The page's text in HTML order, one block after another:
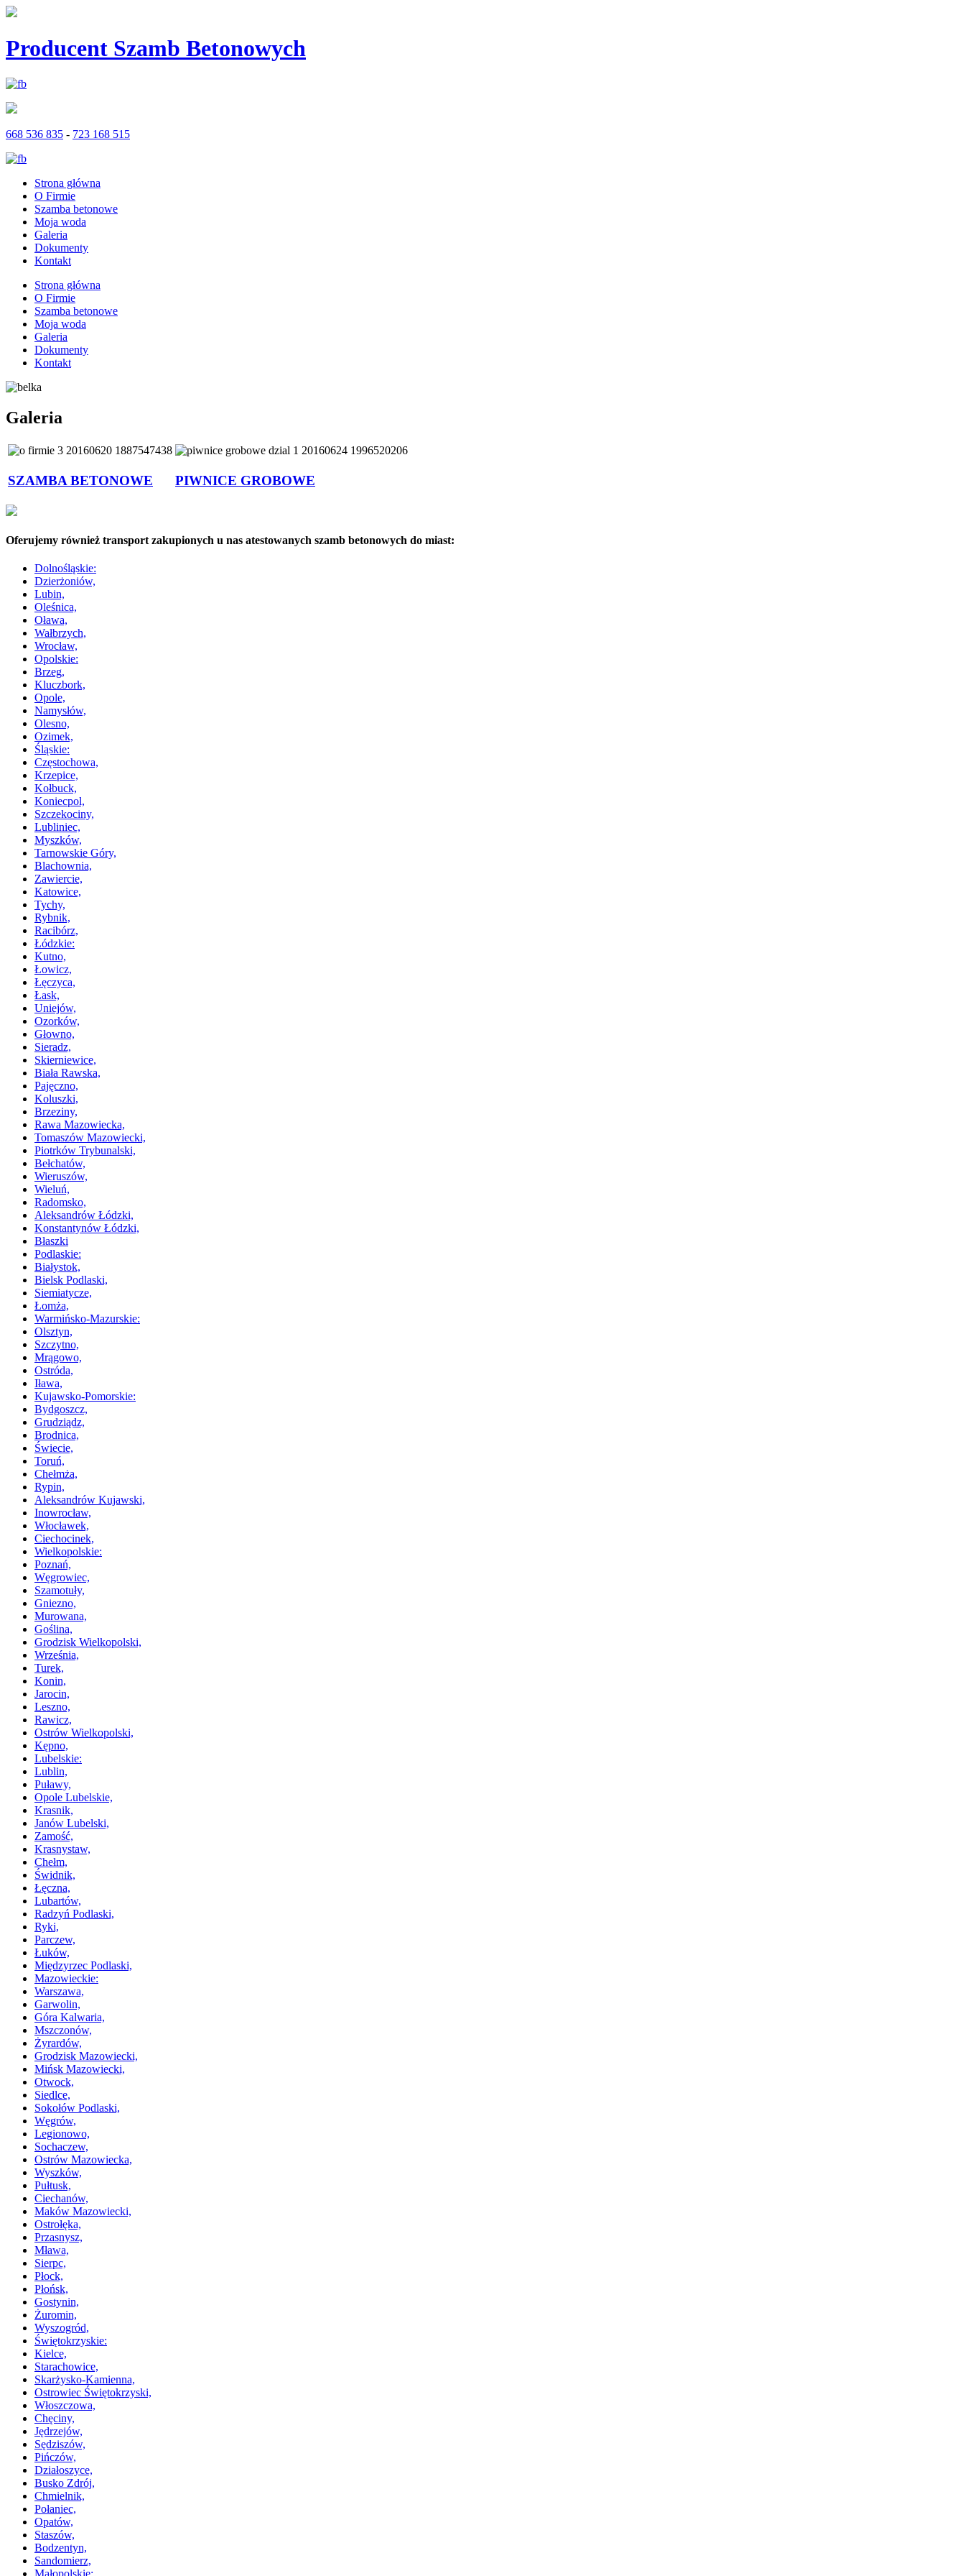
Producent Szamb Betonowych
668 536 835 - 723 168 515
Strona główna
O Firmie
Szamba betonowe
Moja woda
Galeria
Dokumenty
Kontakt
Strona główna
O Firmie
Szamba betonowe
Moja woda
Galeria
Dokumenty
Kontakt
Galeria
SZAMBA BETONOWE PIWNICE GROBOWE
Oferujemy również transport zakupionych u nas atestowanych szamb betonowych do miast:
Dolnośląskie:
Dzierżoniów,
Lubin,
Oleśnica,
Oława,
Wałbrzych,
Wrocław,
Opolskie:
Brzeg,
Kluczbork,
Opole,
Namysłów,
Olesno,
Ozimek,
Śląskie:
Częstochowa,
Krzepice,
Kołbuck,
Koniecpol,
Szczekociny,
Lubliniec,
Myszków,
Tarnowskie Góry,
Blachownia,
Zawiercie,
Katowice,
Tychy,
Rybnik,
Racibórz,
Łódzkie:
Kutno,
Łowicz,
Łęczyca,
Łask,
Uniejów,
Ozorków,
Głowno,
Sieradz,
Skierniewice,
Biała Rawska,
Pajęczno,
Koluszki,
Brzeziny,
Rawa Mazowiecka,
Tomaszów Mazowiecki,
Piotrków Trybunalski,
Bełchatów,
Wieruszów,
Wieluń,
Radomsko,
Aleksandrów Łódzki,
Konstantynów Łódzki,
Błaszki
Podlaskie:
Białystok,
Bielsk Podlaski,
Siemiatycze,
Łomża,
Warmińsko-Mazurskie:
Olsztyn,
Szczytno,
Mrągowo,
Ostróda,
Iława,
Kujawsko-Pomorskie:
Bydgoszcz,
Grudziądz,
Brodnica,
Świecie,
Toruń,
Chełmża,
Rypin,
Aleksandrów Kujawski,
Inowrocław,
Włocławek,
Ciechocinek,
Wielkopolskie:
Poznań,
Węgrowiec,
Szamotuły,
Gniezno,
Murowana,
Goślina,
Grodzisk Wielkopolski,
Września,
Turek,
Konin,
Jarocin,
Leszno,
Rawicz,
Ostrów Wielkopolski,
Kępno,
Lubelskie:
Lublin,
Puławy,
Opole Lubelskie,
Krasnik,
Janów Lubelski,
Zamość,
Krasnystaw,
Chełm,
Świdnik,
Łęczna,
Lubartów,
Radzyń Podlaski,
Ryki,
Parczew,
Łuków,
Międzyrzec Podlaski,
Mazowieckie:
Warszawa,
Garwolin,
Góra Kalwaria,
Mszczonów,
Żyrardów,
Grodzisk Mazowiecki,
Mińsk Mazowiecki,
Otwock,
Siedlce,
Sokołów Podlaski,
Węgrów,
Legionowo,
Sochaczew,
Ostrów Mazowiecka,
Wyszków,
Pułtusk,
Ciechanów,
Maków Mazowiecki,
Ostrołęka,
Przasnysz,
Mława,
Sierpc,
Płock,
Płońsk,
Gostynin,
Żuromin,
Wyszogród,
Świętokrzyskie:
Kielce,
Starachowice,
Skarżysko-Kamienna,
Ostrowiec Świętokrzyski,
Włoszczowa,
Chęciny,
Jędrzejów,
Sędziszów,
Pińczów,
Działoszyce,
Busko Zdrój,
Chmielnik,
Połaniec,
Opatów,
Staszów,
Bodzentyn,
Sandomierz,